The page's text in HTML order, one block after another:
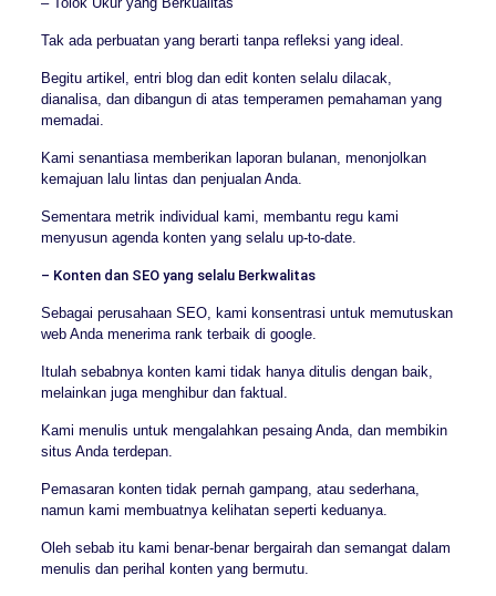
Tak ada perbuatan yang berarti tanpa refleksi yang ideal.
Begitu artikel, entri blog dan edit konten selalu dilacak,
dianalisa, dan dibangun di atas temperamen pemahaman yang
memadai.
Kami senantiasa memberikan laporan bulanan, menonjolkan
kemajuan lalu lintas dan penjualan Anda.
Sementara metrik individual kami, membantu regu kami
menyusun agenda konten yang selalu up-to-date.
– Konten dan SEO yang selalu Berkwalitas
Sebagai perusahaan SEO, kami konsentrasi untuk memutuskan
web Anda menerima rank terbaik di google.
Itulah sebabnya konten kami tidak hanya ditulis dengan baik,
melainkan juga menghibur dan faktual.
Kami menulis untuk mengalahkan pesaing Anda, dan membikin
situs Anda terdepan.
Pemasaran konten tidak pernah gampang, atau sederhana,
namun kami membuatnya kelihatan seperti keduanya.
Oleh sebab itu kami benar-benar bergairah dan semangat dalam
menulis dan perihal konten yang bermutu.